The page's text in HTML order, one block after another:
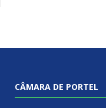
CÂMARA DE PORTEL